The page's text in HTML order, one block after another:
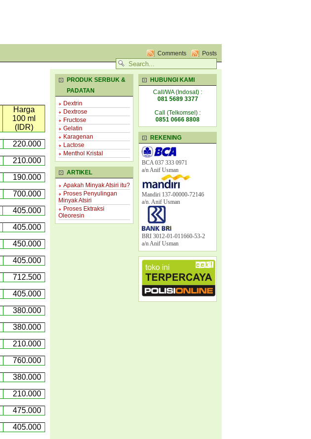
Posts
Comments
Harga
100 ml
(IDR)
220.000
210.000
190.000
700.000
405.000
405.000
450.000
405.000
712.500
405.000
380.000
380.000
210.000
760.000
380.000
210.000
475.000
405.000
PRODUK SERBUK &
PADATAN
Dextrin
Dextrose
Fructose
Gelatin
Karagenan
Lactose
Menthol Kristal
ARTIKEL
Apakah Minyak Atsiri itu?
Proses Penyulingan
Minyak Atsiri
Proses Ektraksi
Oleoresin
HUBUNGI KAMI
Call/WA (Indosat) :
081 5689 3377
Call (Telkomsel) :
0851 0666 8808
REKENING
BCA 037 333 0971
a/nAnif Usman
Mandiri 137-00000-72146
a/n. Anif Usman
BRI 3012-01-011660-53-2
a/nAnif Usman